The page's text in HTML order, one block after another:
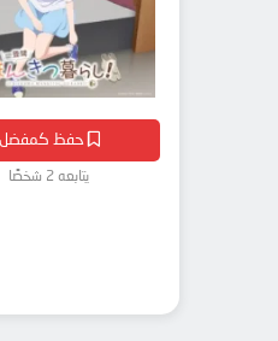
حفظ كمفضل
يتابعه 2 شخصًا